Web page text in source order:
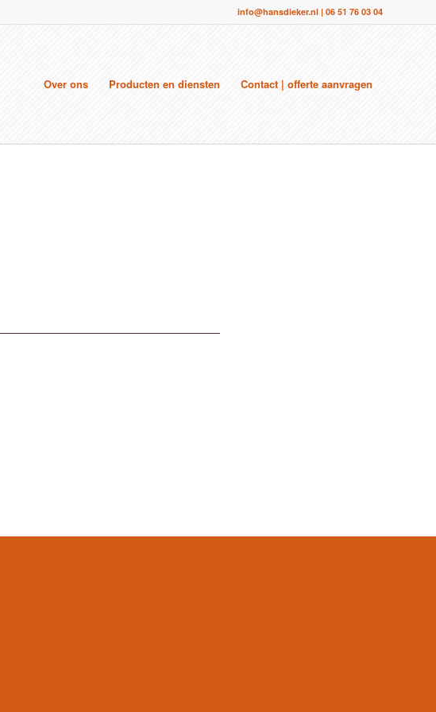
info@hansdieker.nl | 06 51 76 03 04
Over ons Producten en diensten Contact | offerte aanvragen